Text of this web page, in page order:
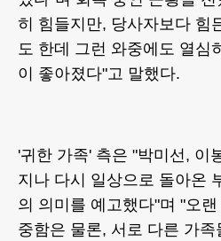
히 힘들지만, 당사자보다 힘
도 한데 그런 와중에도 열심
이 좋아졌다"고 말했다.
'귀한 가족' 측은 "박미선, 이
지나 다시 일상으로 돌아온
의 의미를 예고했다"며 "오
중함은 물론, 서로 다른 가